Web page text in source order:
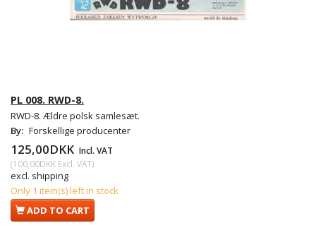
PL 008. RWD-8.
RWD-8. Ældre polsk samlesæt.
By: Forskellige producenter
125,00DKK Incl. VAT
(100,00DKK Excl. VAT)
excl. shipping
Only 1 item(s) left in stock
ADD TO CART